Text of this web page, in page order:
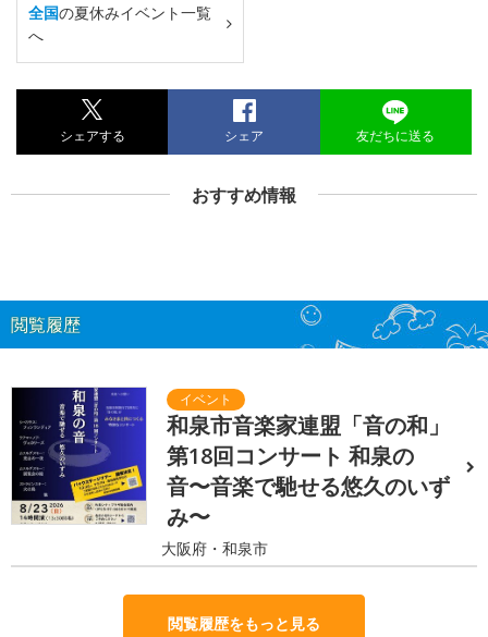
全国の夏休みイベント一覧
へ
シェアする シェア 友だちに送る
おすすめ情報
閲覧履歴
和泉市音楽家連盟「音の和」
第18回コンサート 和泉の
音〜音楽で馳せる悠久のいず
み〜
大阪府・和泉市
閲覧履歴をもっと見る